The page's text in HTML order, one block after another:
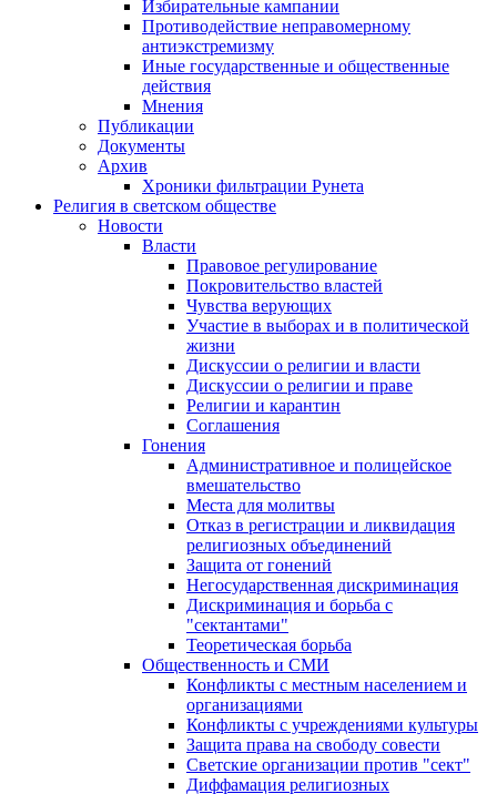
Избирательные кампании
Противодействие неправомерному
антиэкстремизму
Иные государственные и общественные
действия
Мнения
Публикации
Документы
Архив
Хроники фильтрации Рунета
Религия в светском обществе
Новости
Власти
Правовое регулирование
Покровительство властей
Чувства верующих
Участие в выборах и в политической
жизни
Дискуссии о религии и власти
Дискуссии о религии и праве
Религии и карантин
Соглашения
Гонения
Административное и полицейское
вмешательство
Места для молитвы
Отказ в регистрации и ликвидация
религиозных объединений
Защита от гонений
Негосударственная дискриминация
Дискриминация и борьба с
"сектантами"
Теоретическая борьба
Общественность и СМИ
Конфликты с местным населением и
организациями
Конфликты с учреждениями культуры
Защита права на свободу совести
Светские организации против "сект"
Диффамация религиозных